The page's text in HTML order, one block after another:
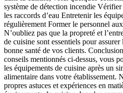
système de détection incendie
les raccords d’eau Entretenir les
régulièrement Former le personnel
N’oubliez pas que la propreté et
de cuisine sont essentiels pour
bonne santé de vos clients.
conseils mentionnés ci-dessus, vous
les équipements de cuisine après un
alimentaire dans votre établissement.
propres astuces et expériences en